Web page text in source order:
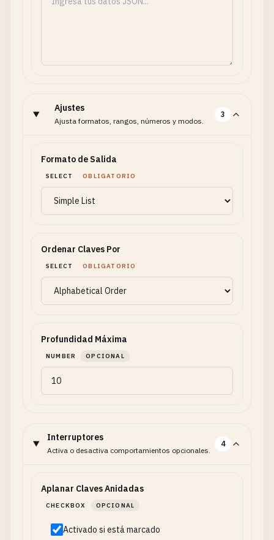
Ajustes
Ajusta formatos, rangos, números y modos.
3
Formato de Salida
SELECT OBLIGATORIO
Ordenar Claves Por
SELECT OBLIGATORIO
Profundidad Máxima
NUMBER OPCIONAL
Interruptores
Activa o desactiva comportamientos opcionales.
4
Aplanar Claves Anidadas
CHECKBOX OPCIONAL
Activado si está marcado